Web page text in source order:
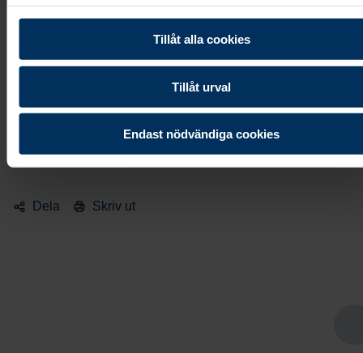
Tillåt alla cookies
Tillåt urval
Endast nödvändiga cookies
Vanligaste frågorna om
begravningsplaneraren:
Dela Skriv ut